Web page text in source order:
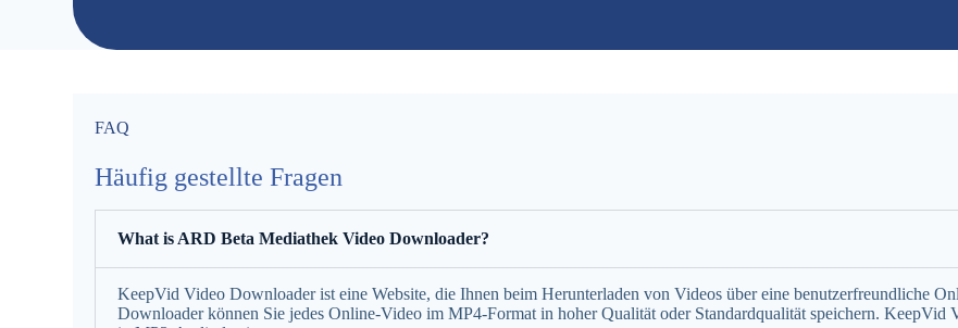
FAQ
Häufig gestellte Fragen
What is ARD Beta Mediathek Video Downloader?
KeepVid Video Downloader ist eine Website, die Ihnen beim Herunterladen von Videos über eine benutzerfreundliche
Downloader können Sie jedes Online-Video im MP4-Format in hoher Qualität oder Standardqualität speichern.